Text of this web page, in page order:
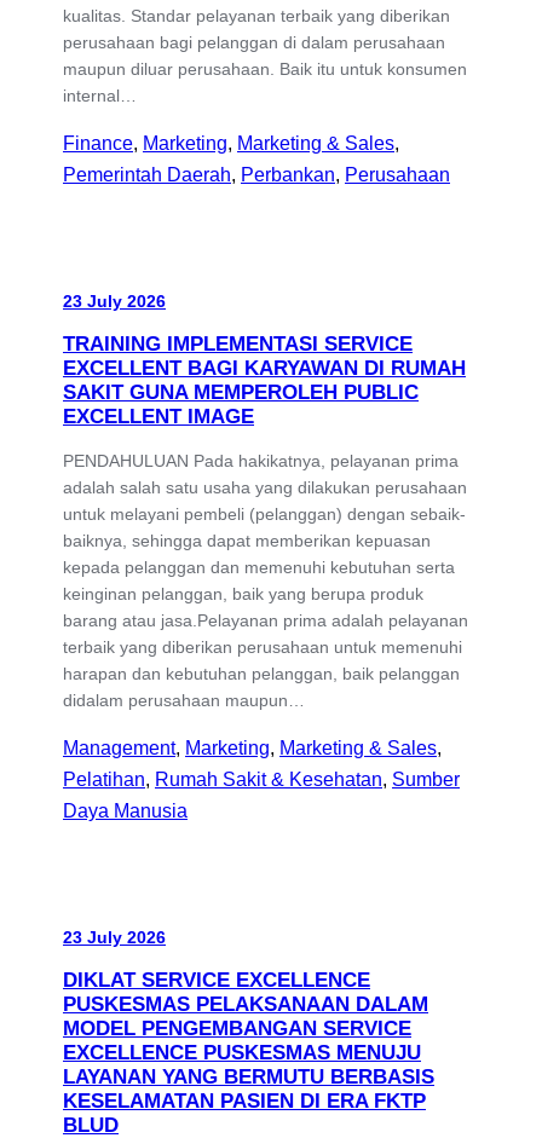
kualitas. Standar pelayanan terbaik yang diberikan
perusahaan bagi pelanggan di dalam perusahaan
maupun diluar perusahaan. Baik itu untuk konsumen
internal…
Finance, Marketing, Marketing & Sales
Pemerintah Daerah, Perbankan, Perusahaan
23 July 2026
TRAINING IMPLEMENTASI SERVICE
EXCELLENT BAGI KARYAWAN DI RUMAH
SAKIT GUNA MEMPEROLEH PUBLIC
EXCELLENT IMAGE
PENDAHULUAN Pada hakikatnya, pelayanan prima
adalah salah satu usaha yang dilakukan perusahaan
untuk melayani pembeli (pelanggan) dengan sebaik-
baiknya, sehingga dapat memberikan kepuasan
kepada pelanggan dan memenuhi kebutuhan serta
keinginan pelanggan, baik yang berupa produk
barang atau jasa.Pelayanan prima adalah pelayanan
terbaik yang diberikan perusahaan untuk memenuhi
harapan dan kebutuhan pelanggan, baik pelanggan
didalam perusahaan maupun…
Management, Marketing, Marketing & Sales
Pelatihan, Rumah Sakit & Kesehatan, Sumber
Daya Manusia
23 July 2026
DIKLAT SERVICE EXCELLENCE
PUSKESMAS PELAKSANAAN DALAM
MODEL PENGEMBANGAN SERVICE
EXCELLENCE PUSKESMAS MENUJU
LAYANAN YANG BERMUTU BERBASIS
KESELAMATAN PASIEN DI ERA FKTP
BLUD